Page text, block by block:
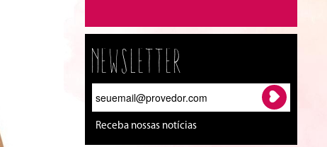
Newsletter
Receba nossas notícias